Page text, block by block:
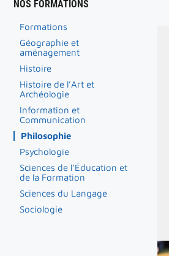
NOS FORMATIONS
Formations
Géographie et
aménagement
Histoire
Histoire de l’Art et
Archéologie
Information et
Communication
Philosophie
Psychologie
Sciences de l’Éducation et
de la Formation
Sciences du Langage
Sociologie